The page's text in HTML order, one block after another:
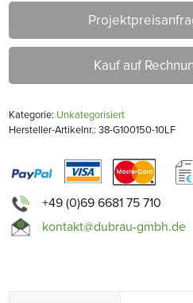
Kauf auf
Kategorie: Unkategorisiert
Hersteller-Artikelnr.: 38-G100150-10LF
+49 (0)69 6681 75 710
kontakt@dubrau-gmbh.de